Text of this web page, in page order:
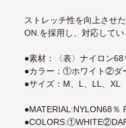
ストレッチ性を向上させ
ON.を採用し、対応して
●素材：〈表〉ナイロン
●カラー：①ホワイト②ダ
●サイズ：M、L、LL、XL
●MATERIAL:NYLON68％